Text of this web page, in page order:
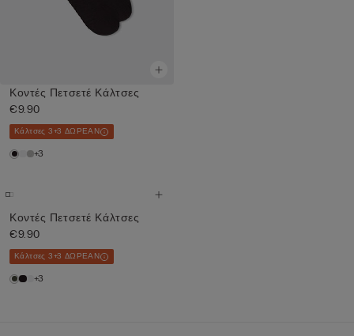
Κοντές Πετσετέ Κάλτσες
€9.90
Κάλτσες 3+3 ΔΩΡΕΑΝ
+3
Κοντές Πετσετέ Κάλτσες
€9.90
Κάλτσες 3+3 ΔΩΡΕΑΝ
+3